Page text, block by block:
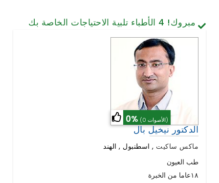
الخلايا الجذعية / الطب التجديدي
العمود الفقري وآلام الظهر
أمراض الرئة
الجراحة العامة
مبروك! 4 الأطباء تلبية الاحتياجات الخاصة بك
0% (0 الأصوات)
الدكتور نيخيل بال
ماكس ساكيت , اسطنبول , الهند
طب العيون
١٨عاما من الخبرة